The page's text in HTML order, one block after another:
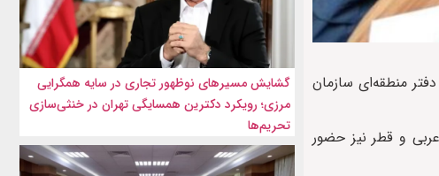
منطقه‌ای سازمان
و قطر نیز حضور
گشایش مسیرهای نوظهور تجاری در سایه همگرایی
مرزی؛ رویکرد دکترین همسایگی تهران در خنثی‌سازی
تحریم‌ها